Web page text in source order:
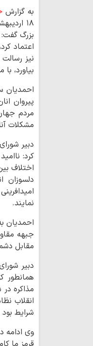
به گزارش
بزرگ گفت:
اعتماد
نیز
بیاورد،
احمدیان
پیروان
مردم
مشکلات
دبیر
کرد:
اختلاف
دلسوزان
نمایند.
احمدیان
جبهه
مقابل
دبیر
همانطور
مذاکره
انقلاب
شرایط
وی ادامه